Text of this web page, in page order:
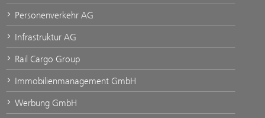
Personenverkehr AG
Infrastruktur AG
Rail Cargo Group
Immobilienmanagement GmbH
Werbung GmbH